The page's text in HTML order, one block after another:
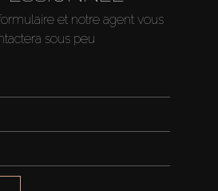
et notre agent vous
sous peu